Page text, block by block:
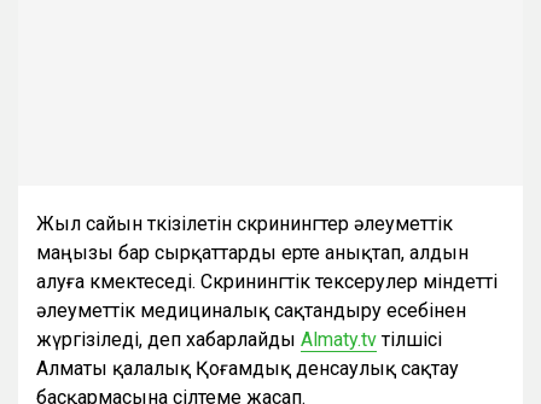
Жыл сайын өткізілетін скринингтер әлеуметтік
маңызы бар сырқаттарды ерте анықтап, алдын
алуға көмектеседі. Скринингтік тексерулер міндетті
әлеуметтік медициналық сақтандыру есебінен
жүргізіледі, деп хабарлайды Almaty.tvтілшісі
Алматы қалалық Қоғамдық денсаулық сақтау
басқармасына сілтеме жасап.